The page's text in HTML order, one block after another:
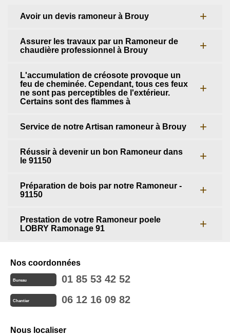
Avoir un devis ramoneur à Brouy
Assurer les travaux par un Ramoneur de
chaudière professionnel à Brouy
L'accumulation de créosote provoque un
feu de cheminée. Cependant, tous ces feux
ne sont pas perceptibles de l'extérieur.
Certains sont des flammes à
Service de notre Artisan ramoneur à Brouy
Réussir à devenir un bon Ramoneur dans
le 91150
Préparation de bois par notre Ramoneur -
91150
Prestation de votre Ramoneur poele
LOBRY Ramonage 91
Nos coordonnées
Bureau 01 85 53 42 52
Chantier 06 12 16 09 82
Nous localiser